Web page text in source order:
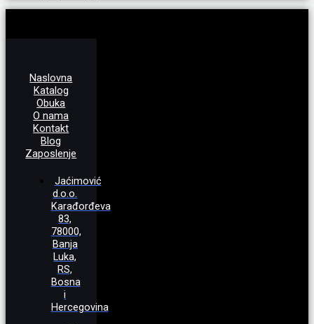
Naslovna
Katalog
Obuka
O nama
Kontakt
Blog
Zaposlenje
Jaćimović
d.o.o.
Karađorđeva
83,
78000,
Banja
Luka,
RS,
Bosna
i
Hercegovina